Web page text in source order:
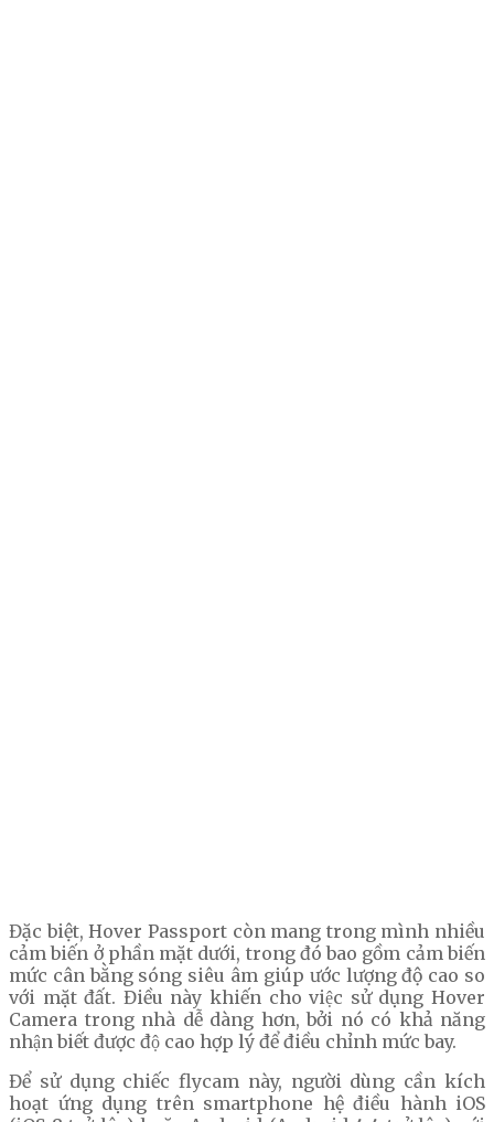
Đặc biệt, Hover Passport còn mang trong mình nhiều
cảm biến ở phần mặt dưới, trong đó bao gồm cảm biến
mức cân bằng sóng siêu âm giúp ước lượng độ cao so
với mặt đất. Điều này khiến cho việc sử dụng Hover
Camera trong nhà dễ dàng hơn, bởi nó có khả năng
nhận biết được độ cao hợp lý để điều chỉnh mức bay.
Để sử dụng chiếc flycam này, người dùng cần kích
hoạt ứng dụng trên smartphone hệ điều hành iOS